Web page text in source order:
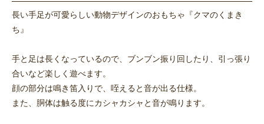
長い手足が可愛らしい動物デザインのおもちゃ『クマのくまき
ち』
手と足は長くなっているので、ブンブン振り回したり、引っ張り
合いなど楽しく遊べます。
顔の部分は鳴き笛入りで、咥えると音が出る仕様。
また、胴体は触る度にカシャカシャと音が鳴ります。